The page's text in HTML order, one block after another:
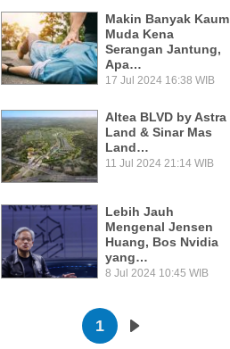
Makin Banyak Kaum
Muda Kena
Serangan Jantung,
Apa…
17 Jul 2024 16:38 WIB
Altea BLVD by Astra
Land & Sinar Mas
Land…
11 Jul 2024 21:14 WIB
Lebih Jauh
Mengenal Jensen
Huang, Bos Nvidia
yang…
8 Jul 2024 10:45 WIB
Pagination
1 Next page